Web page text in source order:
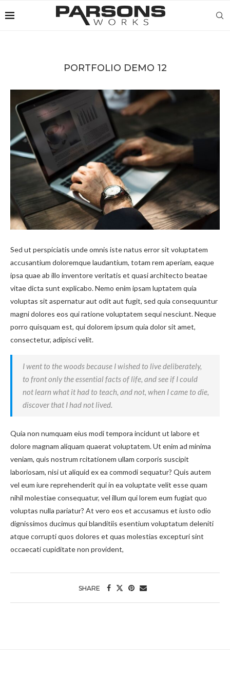
PORTFOLIO DEMO 12
Sed ut perspiciatis unde omnis iste natus error sit voluptatem
accusantium doloremque laudantium, totam rem aperiam, eaque
ipsa quae ab illo inventore veritatis et quasi architecto beatae
vitae dicta sunt explicabo. Nemo enim ipsam luptatem quia
voluptas sit aspernatur aut odit aut fugit, sed quia consequuntur
magni dolores eos qui ratione voluptatem sequi nesciunt. Neque
porro quisquam est, qui dolorem ipsum quia dolor sit amet,
consectetur, adipisci velit.
I went to the woods because I wished to live deliberately,
to front only the essential facts of life, and see if I could
not learn what it had to teach, and not, when I came to die,
discover that I had not lived.
Quia non numquam eius modi tempora incidunt ut labore et
dolore magnam aliquam quaerat voluptatem. Ut enim ad minima
veniam, quis nostrum rcitationem ullam corporis suscipit
laboriosam, nisi ut aliquid ex ea commodi sequatur? Quis autem
vel eum iure reprehenderit qui in ea voluptate velit esse quam
nihil molestiae consequatur, vel illum qui lorem eum fugiat quo
voluptas nulla pariatur? At vero eos et accusamus et iusto odio
dignissimos ducimus qui blanditiis esentium voluptatum deleniti
atque corrupti quos dolores et quas molestias excepturi sint
occaecati cupiditate non provident,
SHARE